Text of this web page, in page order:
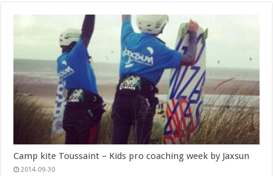
Camp kite Toussaint – Kids pro coaching week by Jaxsun
2014-09-30